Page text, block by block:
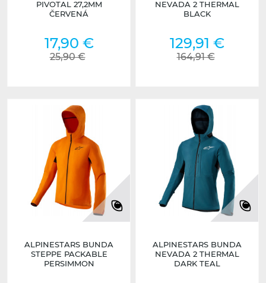
PIVOTAL 27,2MM
ČERVENÁ
17,90 €
25,90 €
NEVADA 2 THERMAL
BLACK
129,91 €
164,91 €
ALPINESTARS BUNDA
STEPPE PACKABLE
PERSIMMON
ALPINESTARS BUNDA
NEVADA 2 THERMAL
DARK TEAL